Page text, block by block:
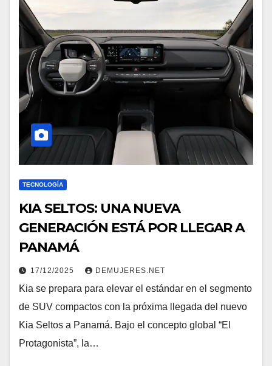
TECNOLOGÍA
KIA SELTOS: UNA NUEVA
GENERACIÓN ESTÁ POR LLEGAR A
PANAMÁ
17/12/2025 DEMUJERES.NET
Kia se prepara para elevar el estándar en el segmento
de SUV compactos con la próxima llegada del nuevo
Kia Seltos a Panamá. Bajo el concepto global “El
Protagonista”, la…